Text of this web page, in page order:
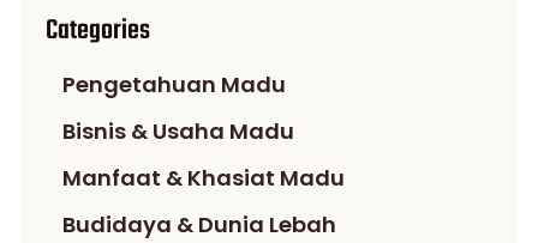
Categories
Pengetahuan Madu
Bisnis & Usaha Madu
Manfaat & Khasiat Madu
Budidaya & Dunia Lebah